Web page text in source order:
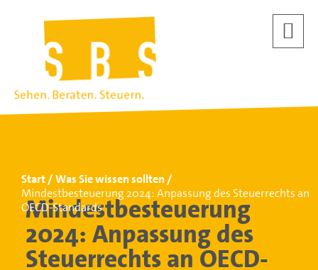
Start
Was Sie wissen sollten
Mindestbesteuerung 2024: Anpassung des Steuerrechts an
OECD-Standards
Mindestbesteuerung
2024: Anpassung des
Steuerrechts an OECD-